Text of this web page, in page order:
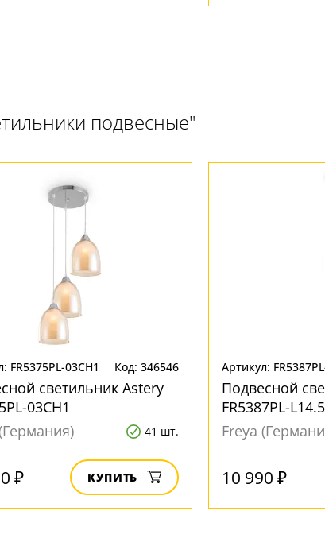
подвесные"
FR5375PL-03CH1 Код: 346546
светильник Astery
03CH1
41 шт.
₽ КУПИТЬ
Артикул:
Подвесной
FR5387PL-
Freya
10 990 ₽